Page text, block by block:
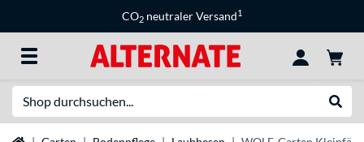
CO2 neutraler Versand1